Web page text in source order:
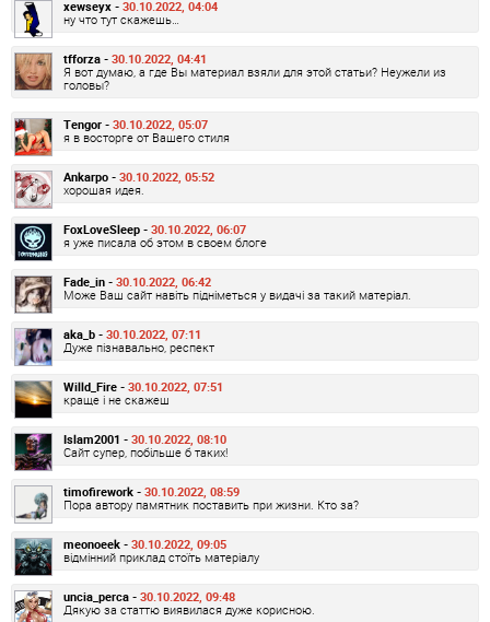
xewseyx - 30.10.2022, 04:04
ну что тут скажешь…
tfforza - 30.10.2022, 04:41
Я вот думаю, а где Вы материал взяли для этой статьи? Неужели из
головы?
Tengor - 30.10.2022, 05:07
я в восторге от Вашего стиля
Ankarpo - 30.10.2022, 05:52
хорошая идея.
FoxLoveSleep - 30.10.2022, 06:07
я уже писала об этом в своем блоге
Fade_in - 30.10.2022, 06:42
Може Ваш сайт навіть підніметься у видачі за такий матеріал.
aka_b - 30.10.2022, 07:11
Дуже пізнавально, респект
Willd_Fire - 30.10.2022, 07:51
краще і не скажеш
Islam2001 - 30.10.2022, 08:10
Сайт супер, побільше б таких!
timofirework - 30.10.2022, 08:59
Пора автору памятник поставить при жизни. Кто за?
meonoeek - 30.10.2022, 09:05
відмінний приклад стоїть матеріалу
uncia_perca - 30.10.2022, 09:48
Дякую за статтю виявилася дуже корисною.